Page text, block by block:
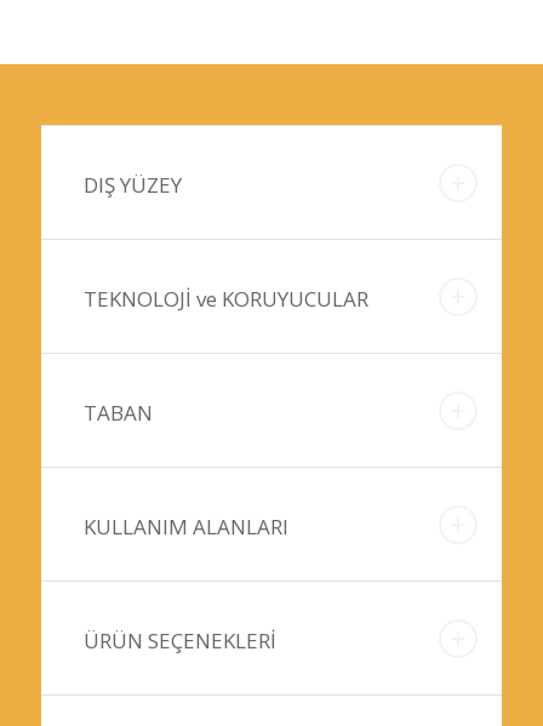
DIŞ YÜZEY
TEKNOLOJİ ve KORUYUCULAR
TABAN
KULLANIM ALANLARI
ÜRÜN SEÇENEKLERİ